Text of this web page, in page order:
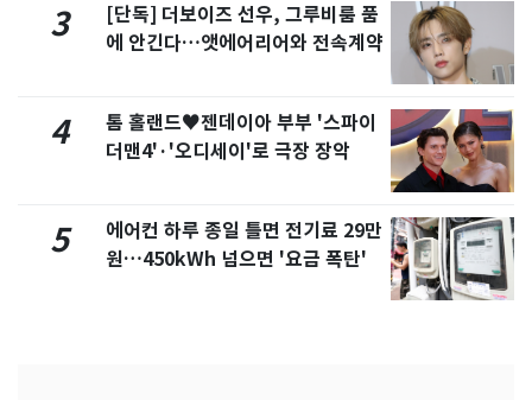
3
[단독] 더보이즈 선우, 그루비룸 품
에 안긴다…앳에어리어와 전속계약
4
톰 홀랜드♥젠데이아 부부 '스파이
더맨4'·'오디세이'로 극장 장악
5
에어컨 하루 종일 틀면 전기료 29만
원…450kWh 넘으면 '요금 폭탄'